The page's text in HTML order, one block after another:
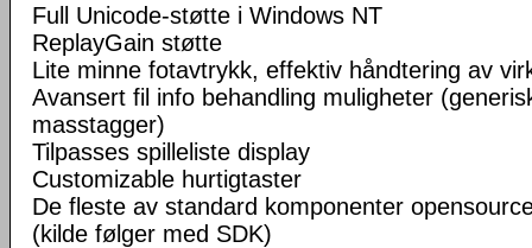
Full Unicode-støtte i Windows NT
ReplayGain støtte
Lite minne fotavtrykk, effektiv håndtering av
Avansert fil info behandling muligheter
masstagger)
Tilpasses spilleliste display
Customizable hurtigtaster
De fleste av standard komponenter
(kilde følger med SDK)